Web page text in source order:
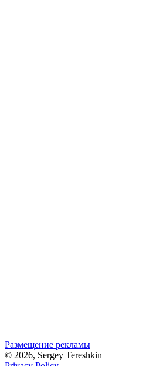
Размещение рекламы
© 2026, Sergey Tereshkin